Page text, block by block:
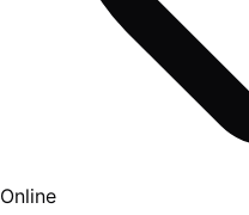
Online